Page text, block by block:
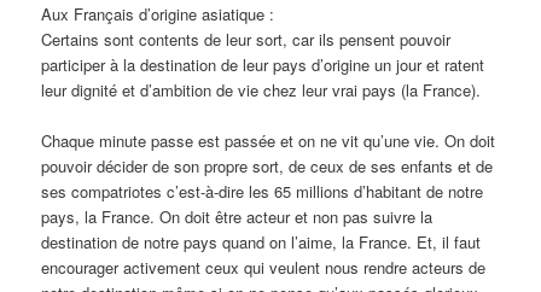
Aux Français d’origine asiatique :
Certains sont contents de leur sort, car ils pensent pouvoir
participer à la destination de leur pays d’origine un jour et ratent
leur dignité et d’ambition de vie chez leur vrai pays (la France).
Chaque minute passe est passée et on ne vit qu’une vie. On doit
pouvoir décider de son propre sort, de ceux de ses enfants et de
ses compatriotes c’est-à-dire les 65 millions d’habitant de notre
pays, la France. On doit être acteur et non pas suivre la
destination de notre pays quand on l’aime, la France. Et, il faut
encourager activement ceux qui veulent nous rendre acteurs de